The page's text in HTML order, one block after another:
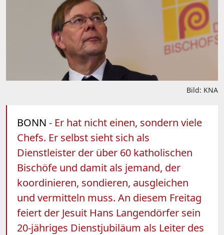
Bild: KNA
BONN - Er hat nicht einen, sondern viele
Chefs. Er selbst sieht sich als
Dienstleister der über 60 katholischen
Bischöfe und damit als jemand, der
koordinieren, sondieren, ausgleichen
und vermitteln muss. An diesem Freitag
feiert der Jesuit Hans Langendörfer sein
20-jähriges Dienstjubiläum als Leiter des